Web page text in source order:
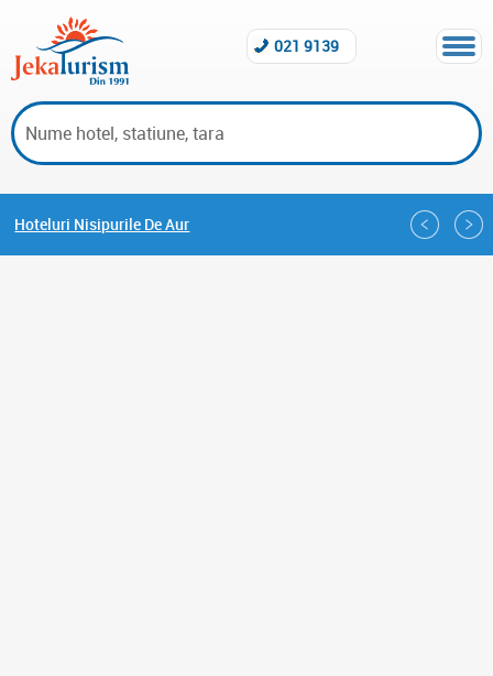
021 9139
Hoteluri Nisipurile De Aur